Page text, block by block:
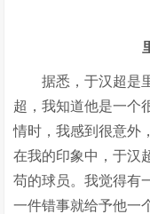
据悉，于汉超是里
超，我知道他是一个
情时，我感到很意外
在我的印象中，于汉
苟的球员。我觉得有
一件错事就给予他一